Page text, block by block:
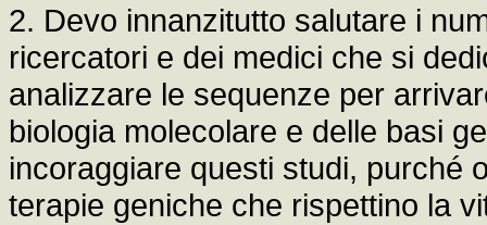
2. Devo innanzitutto salutare i
ricercatori e dei medici che si
analizzare le sequenze per
biologia molecolare e delle basi
incoraggiare questi studi, purché
terapie geniche che rispettino la